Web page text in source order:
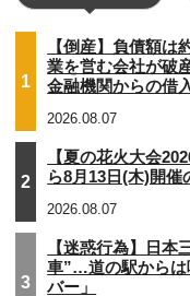
1
【倒産】負債額
業を営む会社が破
金融機関からの借
2026.08.07
2
【夏の花火大会
ら8月13日(木)開催
2026.08.07
3
【迷惑行為】日本
車”…道の駅からは
バー」